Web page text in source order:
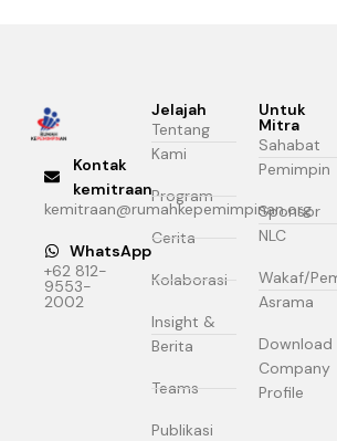
Kontak
kemitraan
kemitraan@rumahkepemimpinan.org
WhatsApp
+62 812-
9553-
2002
Jelajah
Tentang
Kami
Program
Cerita
Kolaborasi
Insight &
Berita
Teams
Publikasi
Untuk
Mitra
Sahabat
Pemimpin
Sponsor
NLC
Wakaf/
Asrama
Download
Company
Profile